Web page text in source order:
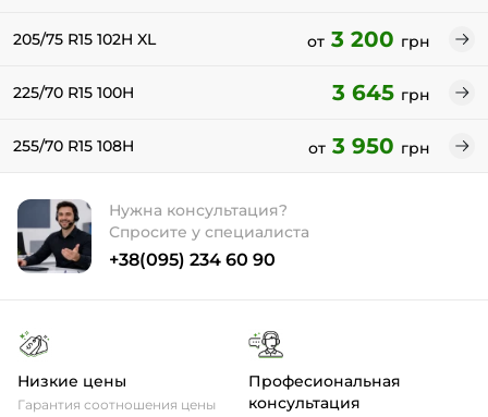
205/75 R15 102H XL от 3 200 грн
225/70 R15 100H 3 645 грн
255/70 R15 108H от 3 950 грн
Нужна консультация?
Спросите у специалиста
+38(095) 234 60 90
Низкие цены
Гарантия соотношения цены
Професиональная
консультация